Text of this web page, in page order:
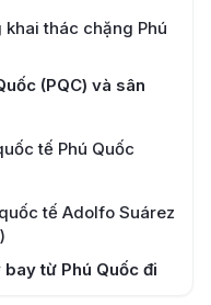
thác chặng Phú
(PQC) và sân
tế Phú Quốc
tế Adolfo Suárez
từ Phú Quốc đi